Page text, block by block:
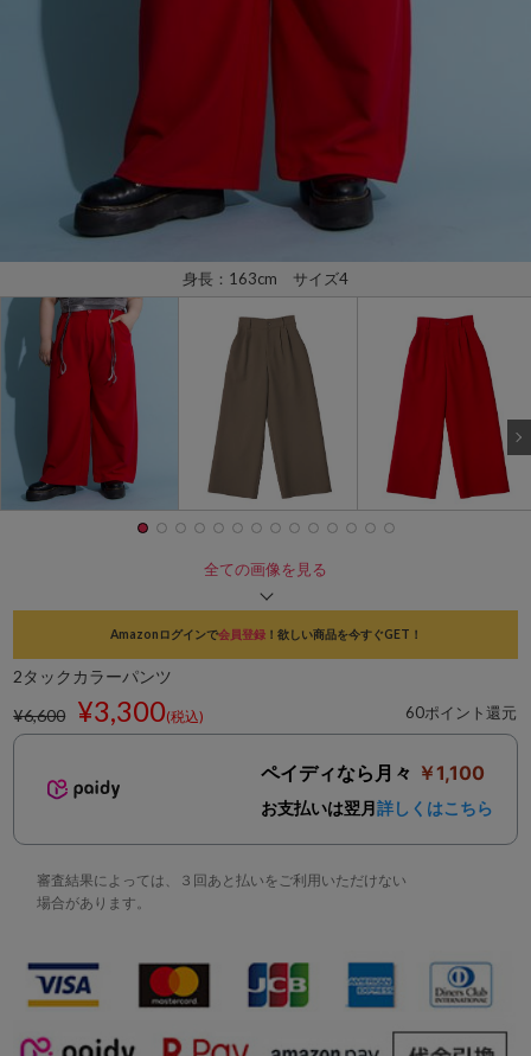
身長：163cm サイズ4
全ての画像を見る
Amazonログインで会員登録！欲しい商品を今すぐGET！
2タックカラーパンツ
¥6,600
¥3,300(税込) 60ポイント還元
ペイディなら月々 ￥1,100
お支払いは翌月 詳しくはこちら
審査結果によっては、３回あと払いをご利用いただけない
場合があります。